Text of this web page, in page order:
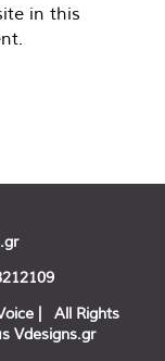
in this
| All Rights
Vdesigns.gr